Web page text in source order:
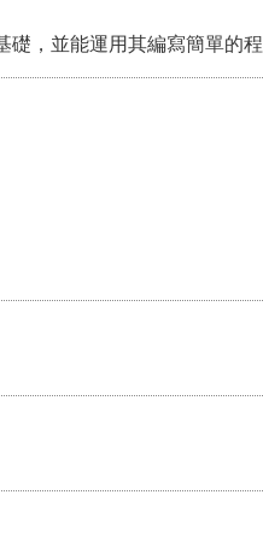
礎，並能運用其編寫簡單的